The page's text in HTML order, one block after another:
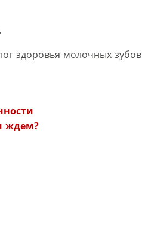
здоровья молочных зубов
ждем?